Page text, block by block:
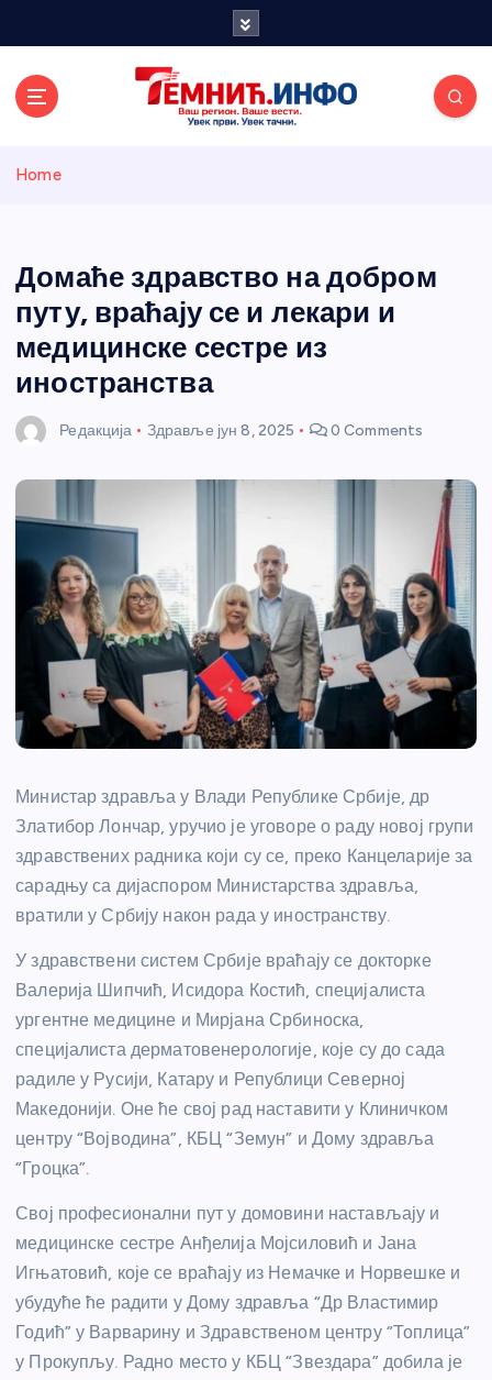
и портал
Home
Домаће здравство на добром
путу, враћају се и лекари и
медицинске сестре из
иностранства
Редакција Здравље јун 8, 2025 0 Comments
Министар здравља у Влади Републике Србије, др
Златибор Лончар, уручио је уговоре о раду новој групи
здравствених радника који су се, преко Канцеларије за
сарадњу са дијаспором Министарства здравља,
вратили у Србију након рада у иностранству.
У здравствени систем Србије враћају се докторке
Валерија Шипчић, Исидора Костић, специјалиста
ургентне медицине и Мирјана Србиноска,
специјалиста дерматовенерологије, које су до сада
радиле у Русији, Катару и Републици Северној
Македонији. Оне ће свој рад наставити у Клиничком
центру “Војводина”, КБЦ “Земун” и Дому здравља
“Гроцка”.
Свој професионални пут у домовини настављају и
медицинске сестре Анђелија Мојсиловић и Јана
Игњатовић, које се враћају из Немачке и Норвешке и
убудуће ће радити у Дому здравља “Др Властимир
Годић” у Варварину и Здравственом центру “Топлица”
у Прокупљу. Радно место у КБЦ “Звездара” добила је